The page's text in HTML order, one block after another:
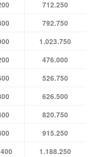
712.250
792.750
1.023.750
476.000
526.750
626.500
820.750
915.250
1.188.250